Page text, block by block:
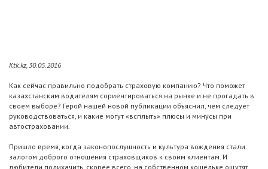
Ktk.kz, 30.05.2016
Как сейчас правильно подобрать страховую компанию? Что поможет
казахстанским водителям сориентироваться на рынке и не прогадать в
своем выборе? Герой нашей новой публикации объяснил, чем следует
руководствоваться, и какие могут «всплыть» плюсы и минусы при
автостраховании.
Пришло время, когда законопослушность и культура вождения стали
залогом доброго отношения страховщиков к своим клиентам. И
любители полихачить, скорее всего, на собственном кошельке ощутят